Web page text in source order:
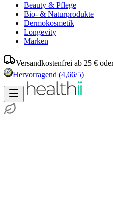
Beauty & Pflege
Bio- & Naturprodukte
Dermokosmetik
Longevity
Marken
Versandkostenfrei ab 25 €
Hervorragend (4,66/5)